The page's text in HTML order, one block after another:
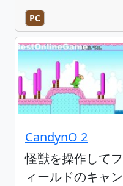
PC
CandynO 2
怪獣を操作してフ
ィールドのキャン